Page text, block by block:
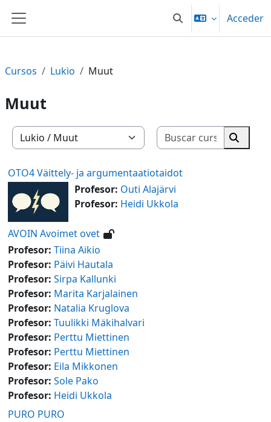
Panel lateral Selector deAcceder
Cursos Lukio Muut
Muut
Categorías
Buscar
Buscar
OTO4 Väittely- ja argumentaatiotaidot
Profesor: Outi Alajärvi
Profesor: Heidi Ukkola
AVOIN Avoimet ovet
Profesor: Tiina Aikio
Profesor: Päivi Hautala
Profesor: Sirpa Kallunki
Profesor: Marita Karjalainen
Profesor: Natalia Kruglova
Profesor: Tuulikki Mäkihalvari
Profesor: Perttu Miettinen
Profesor: Perttu Miettinen
Profesor: Eila Mikkonen
Profesor: Sole Pako
Profesor: Heidi Ukkola
PURO PURO